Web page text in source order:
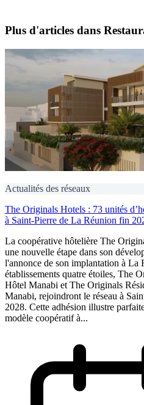
Plus d'articles dans
Actualités des réseaux
The Originals Hotels : 73 unités
à Saint-Pierre de La Réunion fin
La coopérative hôtelière The
une nouvelle étape dans son
l'annonce de son implantation à La
établissements quatre étoiles, The
Hôtel Manabi et The Originals
Manabi, rejoindront le réseau à
2028. Cette adhésion illustre
modèle coopératif à...